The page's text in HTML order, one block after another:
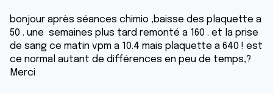
bonjour après séances chimio ,baisse des plaquette a
50 . une semaines plus tard remonté a 160 . et la prise
de sang ce matin vpm a 10.4 mais plaquette a 640 ! est
ce normal autant de différences en peu de temps,?
Merci